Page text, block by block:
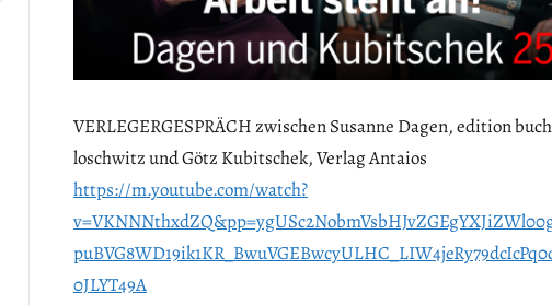
VERLEGERGESPRÄCH zwischen Susanne Dagen, edition
loschwitz und Götz Kubitschek, Verlag Antaios
https://m.youtube.com/watch?
0JLYT49A